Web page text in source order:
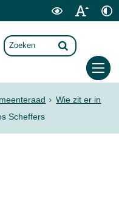
Wie zit er in
Scheffers